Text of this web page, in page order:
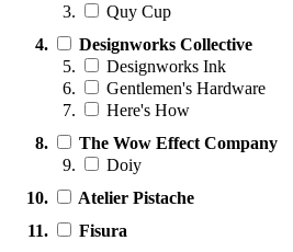
Quy Cup
Designworks Collective
Designworks Ink
Gentlemen's Hardware
Here's How
The Wow Effect Company
Doiy
Atelier Pistache
Fisura